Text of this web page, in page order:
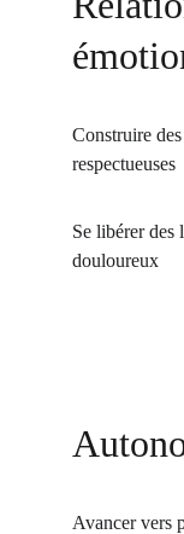
Construire
respectueuses
Se libérer des
douloureux
Avancer vers